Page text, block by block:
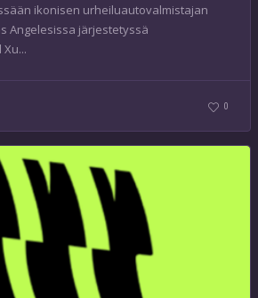
ikonisen urheiluautovalmistajan
Angelesissa järjestetyssä
0